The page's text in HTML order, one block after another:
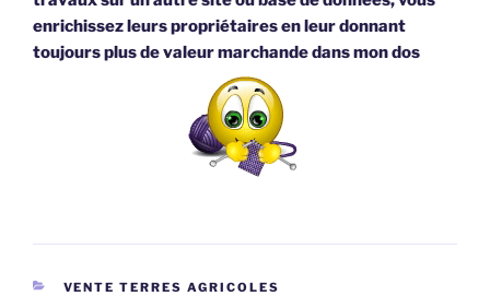
enrichissez leurs propriétaires en leur donnant
toujours plus de valeur marchande dans mon dos
CATÉGORIES
VENTE TERRES AGRICOLES